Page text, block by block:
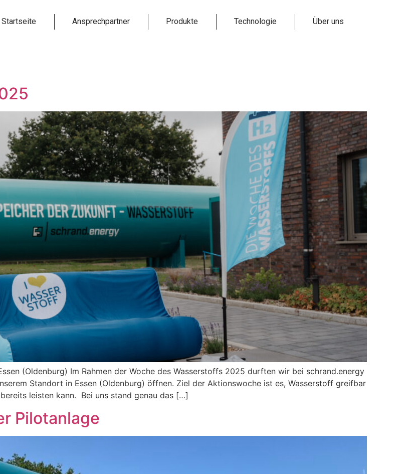
Startseite Ansprechpartner Produkte Technologie Über uns
(Oldenburg) Im Rahmen der Woche des Wasserstoffs 2025 durften wir bei schrand.energy
Standort in Essen (Oldenburg) öffnen. Ziel der Aktionswoche ist es, Wasserstoff greifbar
leisten kann. Bei uns stand genau das […]
Pilotanlage